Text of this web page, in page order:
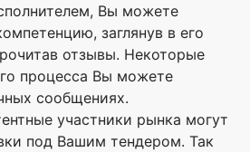
Вы можете
заглянув в его
отзывы. Некоторые
процесса Вы можете
сообщениях.
участники рынка могут
под Вашим тендером. Так